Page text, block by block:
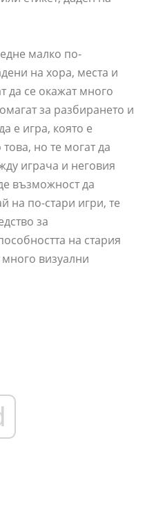
малко по-
на хора, места и
да се окажат много
за разбирането и
е игра, която е
но те могат да
играча и неговия
възможност да
на по-стари игри, те
за
на стария
много визуални